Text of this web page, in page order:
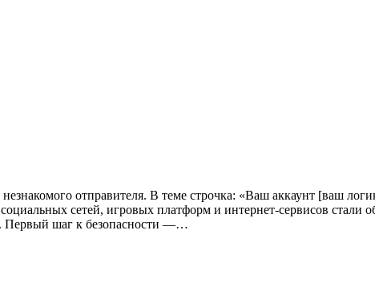
отправителя. В теме строчка: «Ваш аккаунт [ваш
сетей, игровых платформ и интернет-сервисов
Первый шаг к безопасности —…